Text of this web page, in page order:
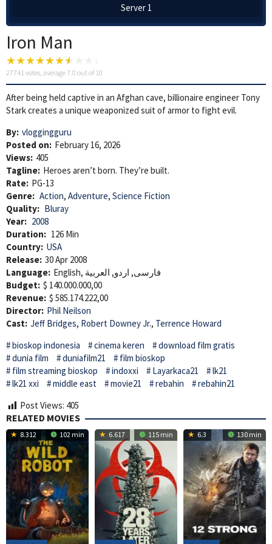
Server 1
Iron Man
27741 votes, average7.0 out of 10
After being held captive in an Afghan cave, billionaire engineer Tony
Stark creates a unique weaponized suit of armor to fight evil.
By: vloggingguru
Posted on: February 16, 2026
Views: 405
Tagline: Heroes aren’t born. They’re built.
Rate: PG-13
Genre: Action, Adventure, Science Fiction
Quality: Bluray
Year: 2008
Duration: 126 Min
Country: USA
Release: 30 Apr 2008
Language:
English, فارسی, اردو, العربية
Budget: $ 140.000.000,00
Revenue: $ 585.174.222,00
Director: Phil Neilson
Cast: Jeff Bridges, Robert Downey Jr., Terrence Howard
bioskop indonesia
cinema keren
download film gratis
dunia film
duniafilm21
film bioskop
film streaming bioskop
indoxxi Layarkaca21
lk21
lk21 xxi
middle east movie21 rebahin
rebahin21
Post Views: 405
RELATED MOVIES
8.312 102 min 6.617 115 min 6.3 130 min